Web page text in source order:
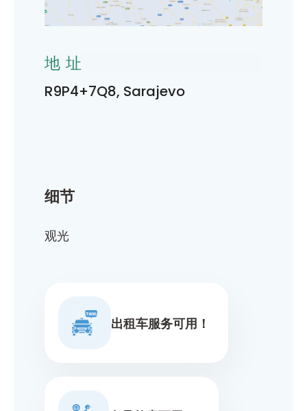
细节
观光
出租车服务可用！
地址
R9P4+7Q8, Sarajevo